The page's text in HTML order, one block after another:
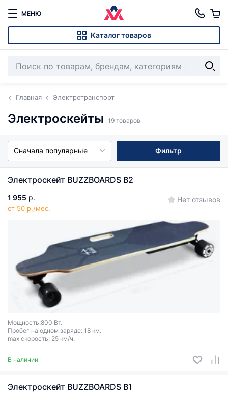
МЕНЮ
Каталог товаров
Главная Электротранспорт
Электроскейты 19 товаров
Сначала популярные Фильтр
Электроскейт BUZZBOARDS B2
1 955 р.
от 50 р./мес.
Нет отзывов
Мощность:800 Вт.
Пробег на одном заряде: 18 км.
max скорость: 25 км/ч.
В наличии
Электроскейт BUZZBOARDS B1